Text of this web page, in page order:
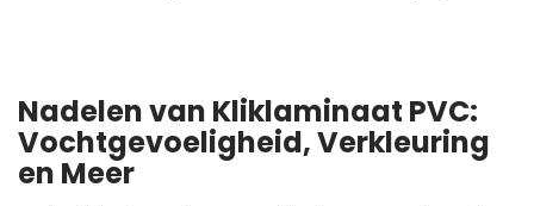
Nadelen van Kliklaminaat PVC:
Vochtgevoeligheid, Verkleuring
en Meer